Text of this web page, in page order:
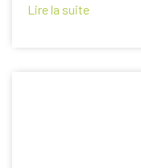
Lire la suite